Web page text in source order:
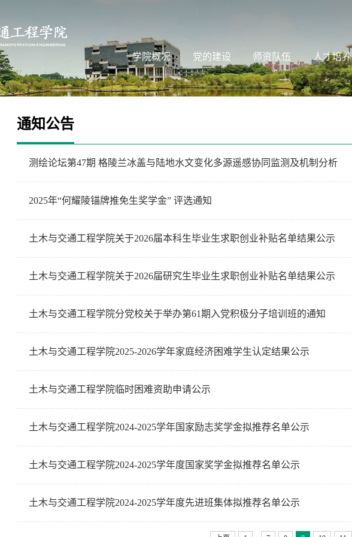
学院概况 党的建设 师资队伍 人才培养
通知公告
测绘论坛第47期 格陵兰冰盖与陆地水文变化多源遥感协同监测及机制分析
2025年“何耀陵锚牌推免生奖学金” 评选通知
土木与交通工程学院关于2026届本科生毕业生求职创业补贴名单结果公示
土木与交通工程学院关于2026届研究生毕业生求职创业补贴名单结果公示
土木与交通工程学院分党校关于举办第61期入党积极分子培训班的通知
土木与交通工程学院2025-2026学年家庭经济困难学生认定结果公示
土木与交通工程学院临时困难资助申请公示
土木与交通工程学院2024-2025学年国家励志奖学金拟推荐名单公示
土木与交通工程学院2024-2025学年度国家奖学金拟推荐名单公示
土木与交通工程学院2024-2025学年度先进班集体拟推荐名单公示